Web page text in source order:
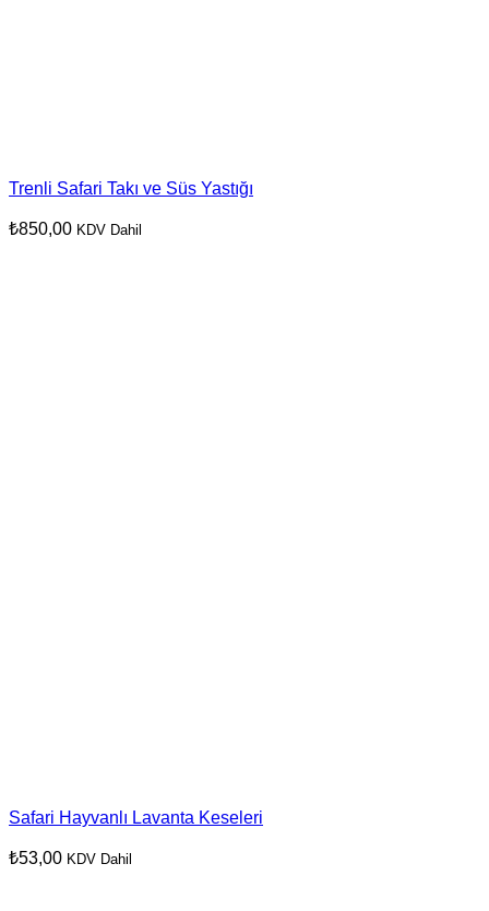
Trenli Safari Takı ve Süs Yastığı
₺850,00 KDV Dahil
Safari Hayvanlı Lavanta Keseleri
₺53,00 KDV Dahil